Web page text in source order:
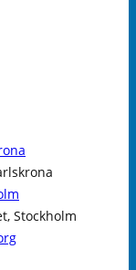
Stockholm